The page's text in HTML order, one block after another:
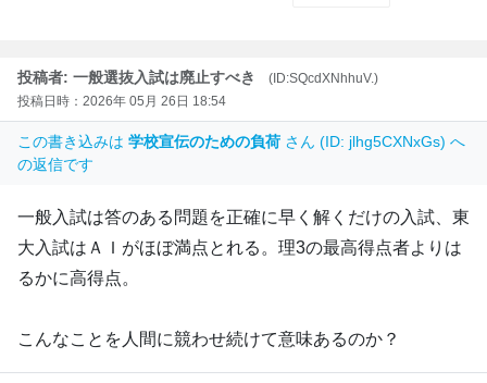
投稿者: 一般選抜入試は廃止すべき
(ID:SQcdXNhhuV.)
投稿日時：2026年 05月 26日 18:54
この書き込みは 学校宣伝のための負荷 さん (ID: jlhg5CXNxGs) へ
の返信です
一般入試は答のある問題を正確に早く解くだけの入試、東
大入試はＡＩがほぼ満点とれる。理3の最高得点者よりは
るかに高得点。
こんなことを人間に競わせ続けて意味あるのか？